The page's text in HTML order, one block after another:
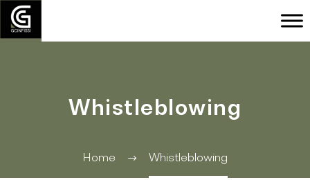
Whistleblowing
Home Whistleblowing